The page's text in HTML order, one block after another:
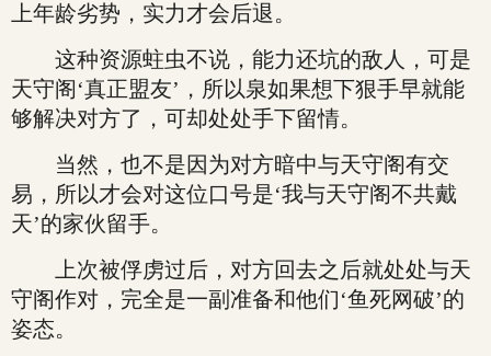
上年龄劣势，实力才会后退。
这种资源蛀虫不说，能力还坑的敌人，可是
天守阁‘真正盟友’，所以泉如果想下狠手早就能
够解决对方了，可却处处手下留情。
当然，也不是因为对方暗中与天守阁有交
易，所以才会对这位口号是‘我与天守阁不共戴
天’的家伙留手。
上次被俘虏过后，对方回去之后就处处与天
守阁作对，完全是一副准备和他们‘鱼死网破’的
姿态。